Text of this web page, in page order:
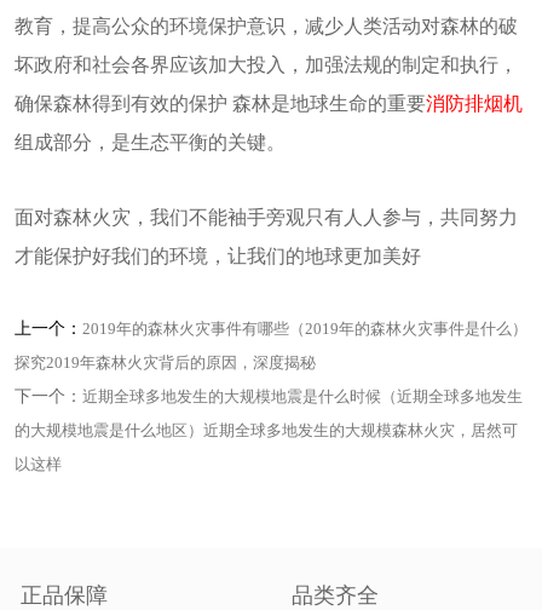
教育，提高公众的环境保护意识，减少人类活动对森林的破
坏政府和社会各界应该加大投入，加强法规的制定和执行，
确保森林得到有效的保护 森林是地球生命的重要消防排烟机
组成部分，是生态平衡的关键。
面对森林火灾，我们不能袖手旁观只有人人参与，共同努力
才能保护好我们的环境，让我们的地球更加美好
上一个： 2019年的森林火灾事件有哪些（2019年的森林火灾事件是什么）
探究2019年森林火灾背后的原因，深度揭秘
下一个： 近期全球多地发生的大规模地震是什么时候（近期全球多地发生
的大规模地震是什么地区）近期全球多地发生的大规模森林火灾，居然可
以这样
正品保障 品类齐全